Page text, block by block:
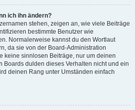
ich ihn ändern?
stehen, zeigen an, wie viele Beiträge
bestimmte Benutzer wie
Normalerweise kannst du den Wortlaut
da sie von der Board-Administration
keine sinnlosen Beiträge, nur um deinen
dulden dieses Verhalten nicht und ein
deinen Rang unter Umständen einfach